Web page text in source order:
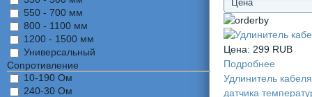
550 - 700 мм
800 - 1100 мм
1200 - 1500 мм
Универсальный
Сопротивление
10-190 Ом
240-30 Ом
Цена: 299 RUB
Подробнее
Удлинитель кабеля
датчика